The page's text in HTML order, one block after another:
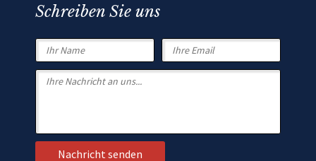
Schreiben Sie uns